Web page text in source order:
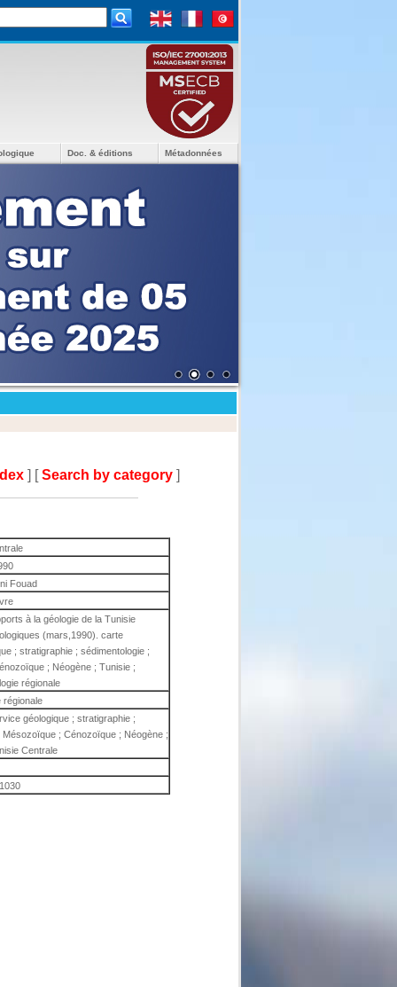
Doc. & éditions Métadonnées
] [Search by category ]
Fouad
à la géologie de la Tunisie
(mars,1990). carte
; stratigraphie ; sédimentologie ;
; Néogène ; Tunisie ;
régionale
régionale
géologique ; stratigraphie ;
; Cénozoïque ; Néogène ;
Centrale